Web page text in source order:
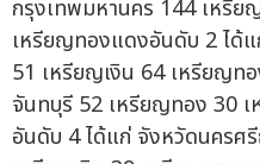
กรุงเทพมหานคร 144 เหรี
เหรียญทองแดงอันดับ 2 ได้
51 เหรียญเงิน 64 เหรียญท
จันทบุรี 52 เหรียญทอง 30
อันดับ 4 ได้แก่ จังหวัดนครศ